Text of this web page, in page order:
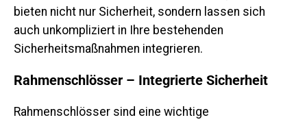
bieten nicht nur Sicherheit, sondern lassen sich
auch unkompliziert in Ihre bestehenden
Sicherheitsmaßnahmen integrieren.
Rahmenschlösser – Integrierte Sicherheit
Rahmenschlösser sind eine wichtige